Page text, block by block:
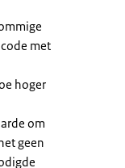
met
hoger
om
geen